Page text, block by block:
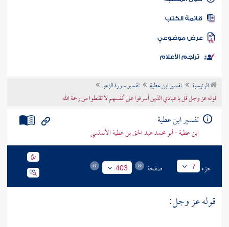
المكتبة
الكتب
موضوعي
تراجم الأعلام
الرئيسية تفسير ابن عطية
تفسير سورة الزمر
قوله عز وجل قل يا عبادي الذين أسرفوا على أنفسهم لا تقنطوا من رحمة الله
تفسير ابن عطية
ابن عطية - أبو محمد عبد الحق بن عطية الأندلسي
جزء 7 صفحة 403
قوله عز وجل: